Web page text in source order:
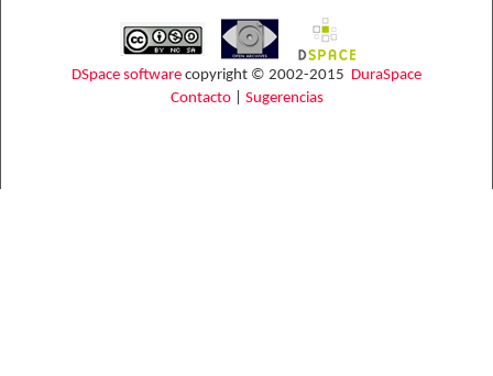
DSpace software copyright © 2002-2015 DuraSpace
Contacto| Sugerencias